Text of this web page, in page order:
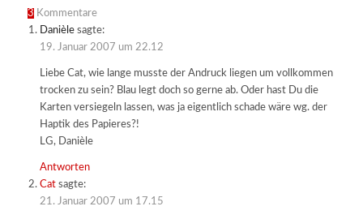
3 Kommentare
Danièle sagte:
19. Januar 2007 um 22.12
Liebe Cat, wie lange musste der Andruck liegen um vollkommen
trocken zu sein? Blau legt doch so gerne ab. Oder hast Du die
Karten versiegeln lassen, was ja eigentlich schade wäre wg. der
Haptik des Papieres?!
LG, Danièle
Antworten
Cat sagte:
21. Januar 2007 um 17.15